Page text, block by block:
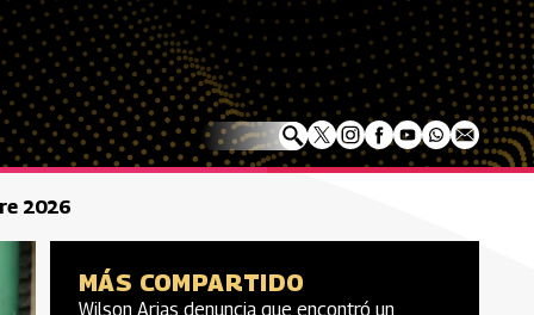
2026
MÁS COMPARTIDO
Wilson Arias denuncia que encontró un